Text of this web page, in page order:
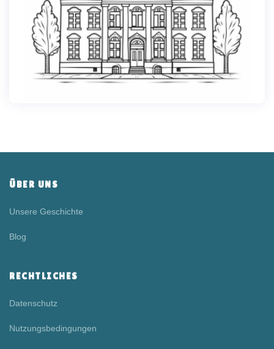
ÜBER UNS
Unsere Geschichte
Blog
RECHTLICHES
Datenschutz
Nutzungsbedingungen